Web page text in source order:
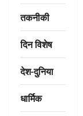
तकनीकी
दिन विशेष
देश-दुनिया
धार्मिक